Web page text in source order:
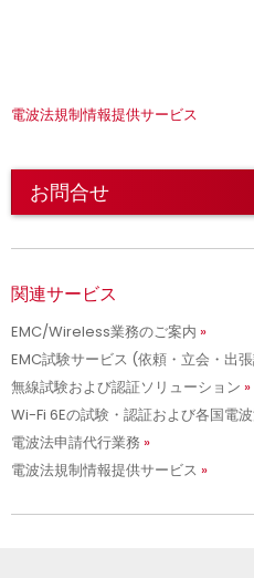
電波法規制情報提供サービス
お問合せ
関連サービス
EMC/Wireless業務のご案内
EMC試験サービス (依頼・立会・出
無線試験および認証ソリューション
Wi-Fi 6Eの試験・認証および各国電
電波法申請代行業務
電波法規制情報提供サービス